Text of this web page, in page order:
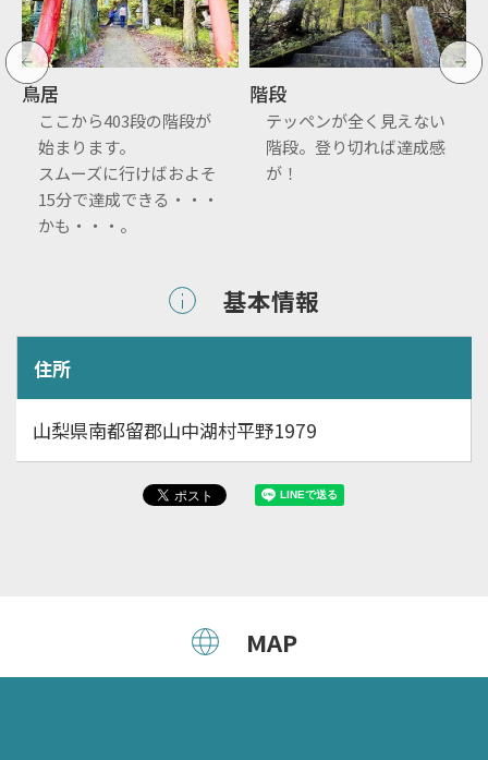
鳥居
ここから403段の階段が
始まります。
スムーズに行けばおよそ
15分で達成できる・・・
かも・・・。
階段
テッペンが全く見えない
階段。登り切れば達成感
が！
基本情報
住所
山梨県南都留郡山中湖村平野1979
MAP